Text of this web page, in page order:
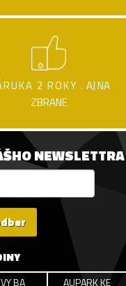
2 ROKY . AJ NA
ZBRANE
NEWSLETTRA
BA AUPARK KE